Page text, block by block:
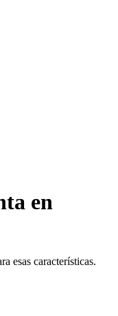
en
esas características.